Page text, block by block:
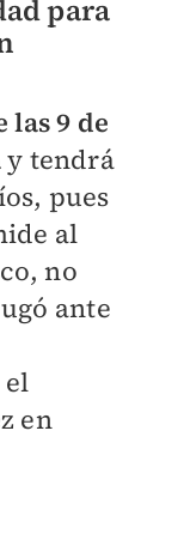
para
9 de
y tendrá
pues
al
no
ante
el
en